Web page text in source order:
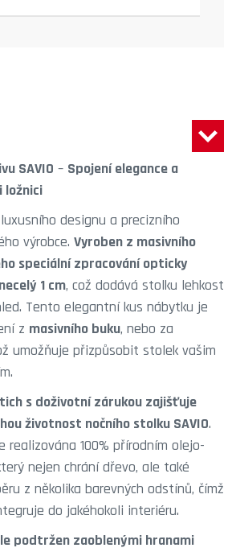
SAVIO – Spojení elegance a
ložnici
designu a precizního
výrobce. Vyroben z masivního
speciální zpracování opticky
1 cm, což dodává stolku lehkost
Tento elegantní kus nábytku je
z masivního buku, nebo za
umožňuje přizpůsobit stolek vašim
s doživotní zárukou zajišťuje
životnost nočního stolku SAVIO.
realizována 100% přírodním olejo-
nejen chrání dřevo, ale také
z několika barevných odstínů, čímž
do jakéhokoli interiéru.
podtržen zaoblenými hranami